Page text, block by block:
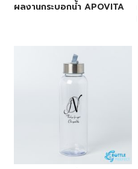
ผลงานกระบอกน้ำ APOVITA